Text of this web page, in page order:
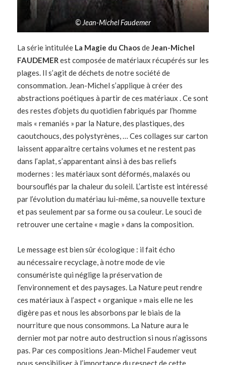
© Jean-Michel Faudemer
La série intitulée La Magie du Chaosde Jean-Michel
FAUDEMER est composée de matériaux récupérés sur les
plages. Il s’agit de déchets de notre société de
consommation. Jean-Michel s’applique à créer des
abstractions poétiques à partir de ces matériaux . Ce sont
des restes d’objets du quotidien fabriqués par l’homme
mais « remaniés » par la Nature, des plastiques, des
caoutchoucs, des polystyrènes, … Ces collages sur carton
laissent apparaître certains volumes et ne restent pas
dans l’aplat, s’apparentant ainsi à des bas reliefs
modernes : les matériaux sont déformés, malaxés ou
boursouflés par la chaleur du soleil. L’artiste est intéressé
par l’évolution du matériau lui-même, sa nouvelle texture
et pas seulement par sa forme ou sa couleur. Le souci de
retrouver une certaine « magie » dans la composition.
Le message est bien sûr écologique : il fait écho
au nécessaire recyclage, à notre mode de vie
consumériste qui néglige la préservation de
l’environnement et des paysages. La Nature peut rendre
ces matériaux à l’aspect « organique » mais elle ne les
digère pas et nous les absorbons par le biais de la
nourriture que nous consommons. La Nature aura le
dernier mot par notre auto destruction si nous n’agissons
pas. Par ces compositions Jean-Michel Faudemer veut
nous sensibiliser à l’importance du respect de cette